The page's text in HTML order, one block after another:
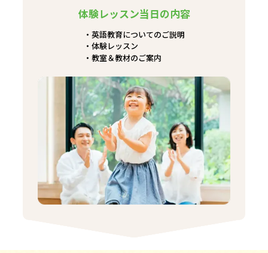
体験レッスン当日の内容
英語教育についてのご説明
体験レッスン
教室＆教材のご案内